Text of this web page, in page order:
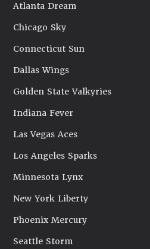
Atlanta Dream
Chicago Sky
Connecticut Sun
Dallas Wings
Golden State Valkyries
Indiana Fever
Las Vegas Aces
Los Angeles Sparks
Minnesota Lynx
New York Liberty
Phoenix Mercury
Seattle Storm